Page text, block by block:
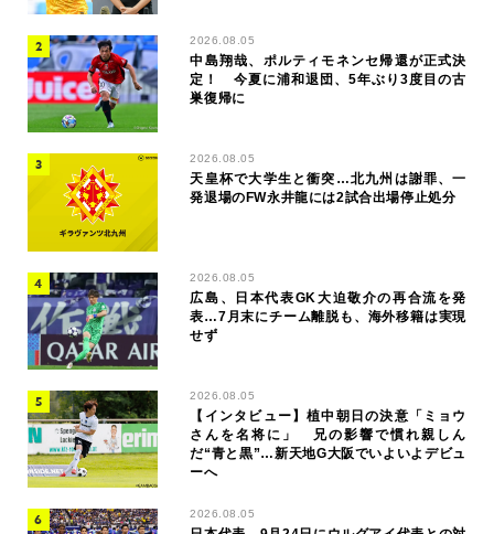
2026.08.05
中島翔哉、ポルティモネンセ帰還が正式決
定！ 今夏に浦和退団、5年ぶり3度目の古
巣復帰に
2026.08.05
天皇杯で大学生と衝突…北九州は謝罪、一
発退場のFW永井龍には2試合出場停止処分
2026.08.05
広島、日本代表GK大迫敬介の再合流を発
表…7月末にチーム離脱も、海外移籍は実現
せず
2026.08.05
【インタビュー】植中朝日の決意「ミョウ
さんを名将に」 兄の影響で慣れ親しん
だ“青と黒”…新天地G大阪でいよいよデビュ
ーへ
2026.08.05